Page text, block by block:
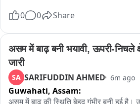
(टनल) के निर्माण दावों की धज्जियां उड़ाकर रख
बरन सहित आधा दर्जन गांवों का आवागमन पूरी
जलजमाव के कारण आक्रोशित ग्रामीणों और
के समीप एक दिवसीय धरना प्रदर्शन किया और
के भीतर समस्या का स्थायी समाधान नहीं हुआ,
आंदोलन किया जाएगा।
0 0 Share
असम में बाढ़ बनी भयावी, ऊपरी-निचले
जारी
SA SARIFUDDIN AHMED 6m ago
Guwahati, Assam:
असम में बाढ़ की स्थिति बेहद गंभीर बनी हुई है।